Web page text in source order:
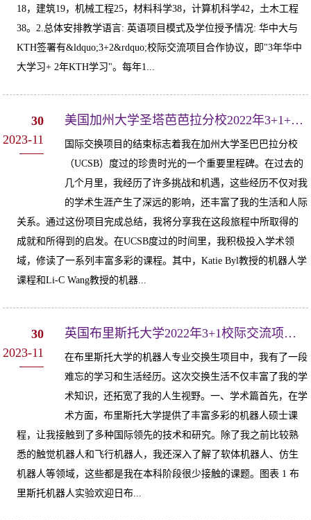
18，建筑19，机械工程25，材料科学38，计算机科学42，土木工程
38。2.总体安排教学语言: 英语项目模式及学位授予情况: 华中大与
KTH签署有&ldquo;3+2&rdquo;校际交流项目合作协议，即"3年华中
大学习+ 2年KTH学习"。每年1...
30
2023-11
美国加州大学圣塔芭芭拉分校2022年3+1+N校际交流项目-经验分享1
国际交换项目的结束标志着我在加州大学圣巴巴拉分校
（UCSB）度过的珍贵时光的一个重要里程碑。在过去的
几个月里，我经历了许多挑战和机遇，这些经历不仅对我
的学术生涯产生了深远的影响，还丰富了我的生活和人际
关系。通过这份项目完成总结，我将分享我在这段旅程中所取得的
成就和所得到的启发。在UCSB度过的时间里，我积极投入学术领
域，修读了一系列丰富多彩的课程。其中，Katie Byl教授的机器人学
课程和Li-C Wang教授的机器...
30
2023-11
英国布里斯托大学2022年3+1校际交流项目-经验分享1
在布里斯托大学的机器人专业交换生项目中，我有了一段
难忘的学习和生活经历。这次交换生活不仅丰富了我的学
术知识，还拓宽了我的人生视野。一、学术篇首先，在学
术方面，布里斯托大学提供了丰富多彩的机器人硕士课
程，让我接触到了多种国际领先的技术和研究。除了我之前比较熟
悉的触觉机器人和飞行机器人，我还深入了解了软体机器人、仿生
机器人等领域，这些都是我在本科阶段很少接触的课题。图表 1 布
里斯托机器人实验欢迎日布...